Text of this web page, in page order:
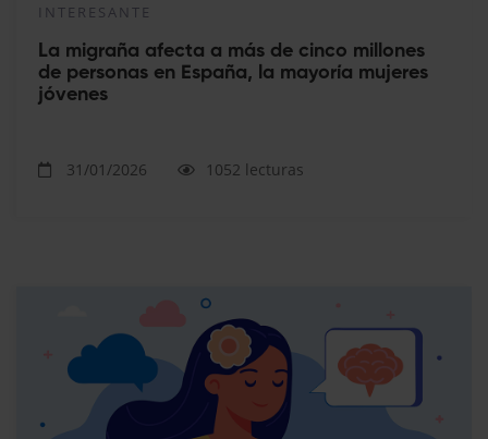
INTERESANTE
La migraña afecta a más de cinco millones
de personas en España, la mayoría mujeres
jóvenes
31/01/2026 1052 lecturas